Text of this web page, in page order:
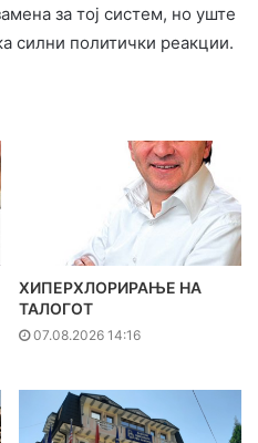
за тој систем, но уште
силни политички реакции.
ХИПЕРХЛОРИРАЊЕ НА
ТАЛОГОТ
07.08.2026 14:16